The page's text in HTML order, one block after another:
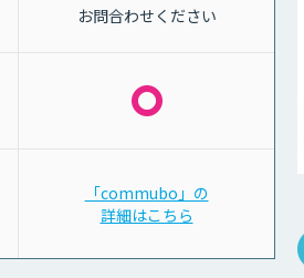
お問合わせください
「commubo」の
詳細はこちら